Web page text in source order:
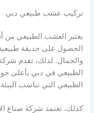
تركيب عشب طبيعي دبي
يعتبر العشب الطبيعي من
الحصول على حديقة
والجمال. لذلك، تقدم
الطبيعي في دبي بأعلى
الطبيعي التي تناسب
كذلك، تعتمد شركة صناع